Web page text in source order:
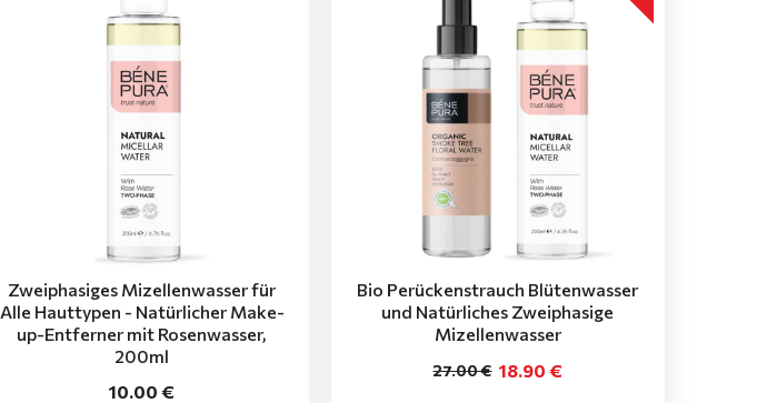
Zweiphasiges Mizellenwasser für
Alle Hauttypen - Natürlicher Make-
up-Entferner mit Rosenwasser,
200ml
10.00 €
Bio Perückenstrauch Blütenwasser
und Natürliches Zweiphasige
Mizellenwasser
18.90 €
27.00 €